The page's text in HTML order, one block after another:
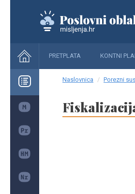
PRETPLATA KONTNI
Naslovnica Porezni